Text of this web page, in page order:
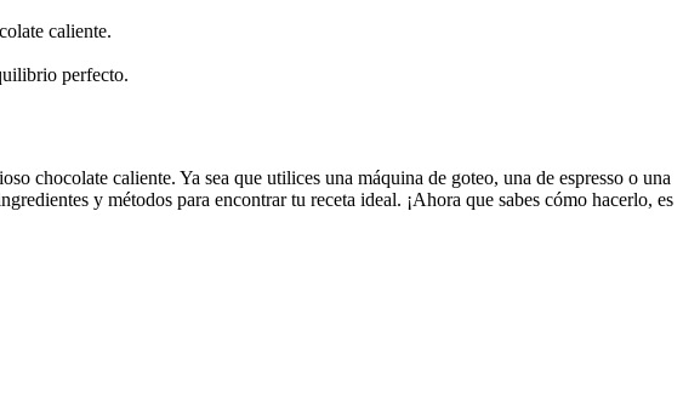
caliente.
perfecto.
chocolate caliente. Ya sea que utilices una máquina de goteo, una de espresso o una
y métodos para encontrar tu receta ideal. ¡Ahora que sabes cómo hacerlo, es